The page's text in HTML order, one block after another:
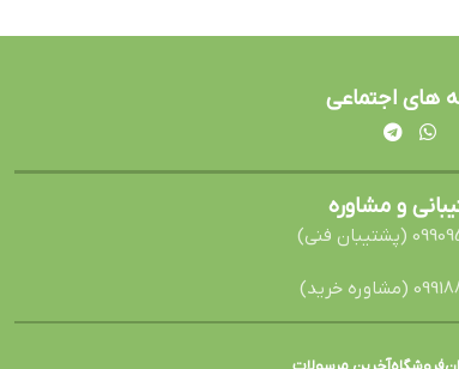
های اجتماعی
و مشاوره
فنی)
خرید)